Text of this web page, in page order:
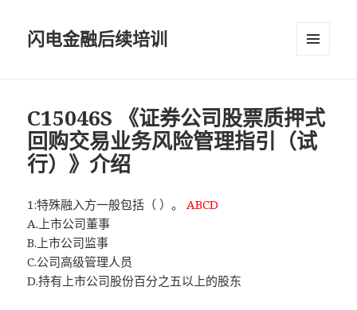
闪电金融后续培训
C15046S 《证券公司股票质押式
回购交易业务风险管理指引（试
行）》介绍
1:特殊融入方一般包括（ ）。ABCD
A.上市公司董事
B.上市公司监事
C.公司高级管理人员
D.持有上市公司股份百分之五以上的股东